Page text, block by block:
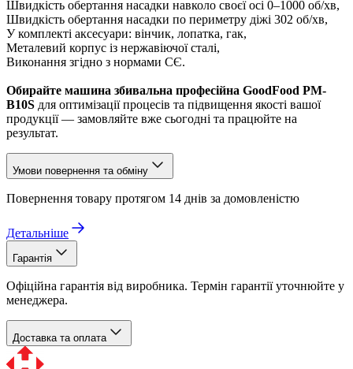
Швидкість обертання насадки навколо своєї осі 0–1000 об/хв,
Швидкість обертання насадки по периметру діжі 302 об/хв,
У комплекті аксесуари: вінчик, лопатка, гак,
Металевий корпус із нержавіючої сталі,
Виконання згідно з нормами СЄ.
Обирайте машина збивальна професійна GoodFood PM-
B10S для оптимізації процесів та підвищення якості вашої
продукції — замовляйте вже сьогодні та працюйте на
результат.
Умови повернення та обміну
Повернення товару протягом 14 днів за домовленістю
Детальніше
Гарантія
Офіційна гарантія від виробника. Термін гарантії уточнюйте у
менеджера.
Доставка та оплата